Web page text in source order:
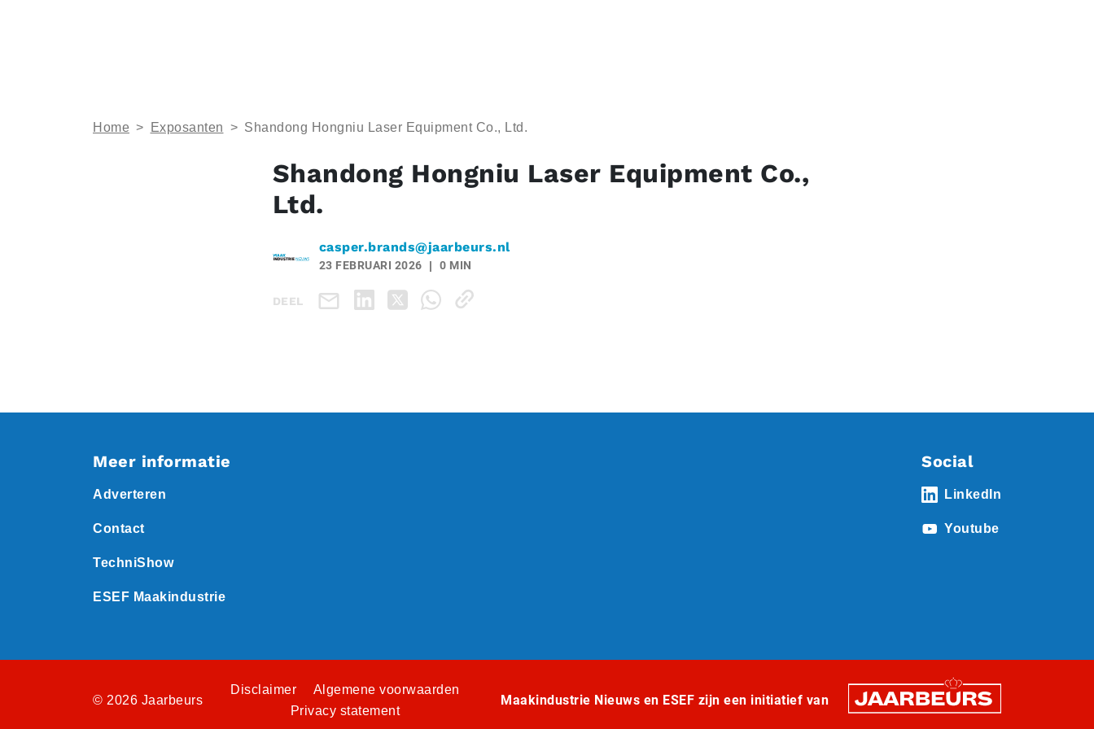
Home > Exposanten > Shandong Hongniu Laser Equipment Co., Ltd.
Shandong Hongniu Laser Equipment Co.,
Ltd.
casper.brands@jaarbeurs.nl
23 FEBRUARI 2026 0 MIN
DEEL
Meer informatie
Adverteren
Contact
TechniShow
ESEF Maakindustrie
Social
LinkedIn
Youtube
© 2026 Jaarbeurs
Disclaimer
Algemene voorwaarden
Privacy statement
Maakindustrie Nieuws en ESEF zijn een initiatief van